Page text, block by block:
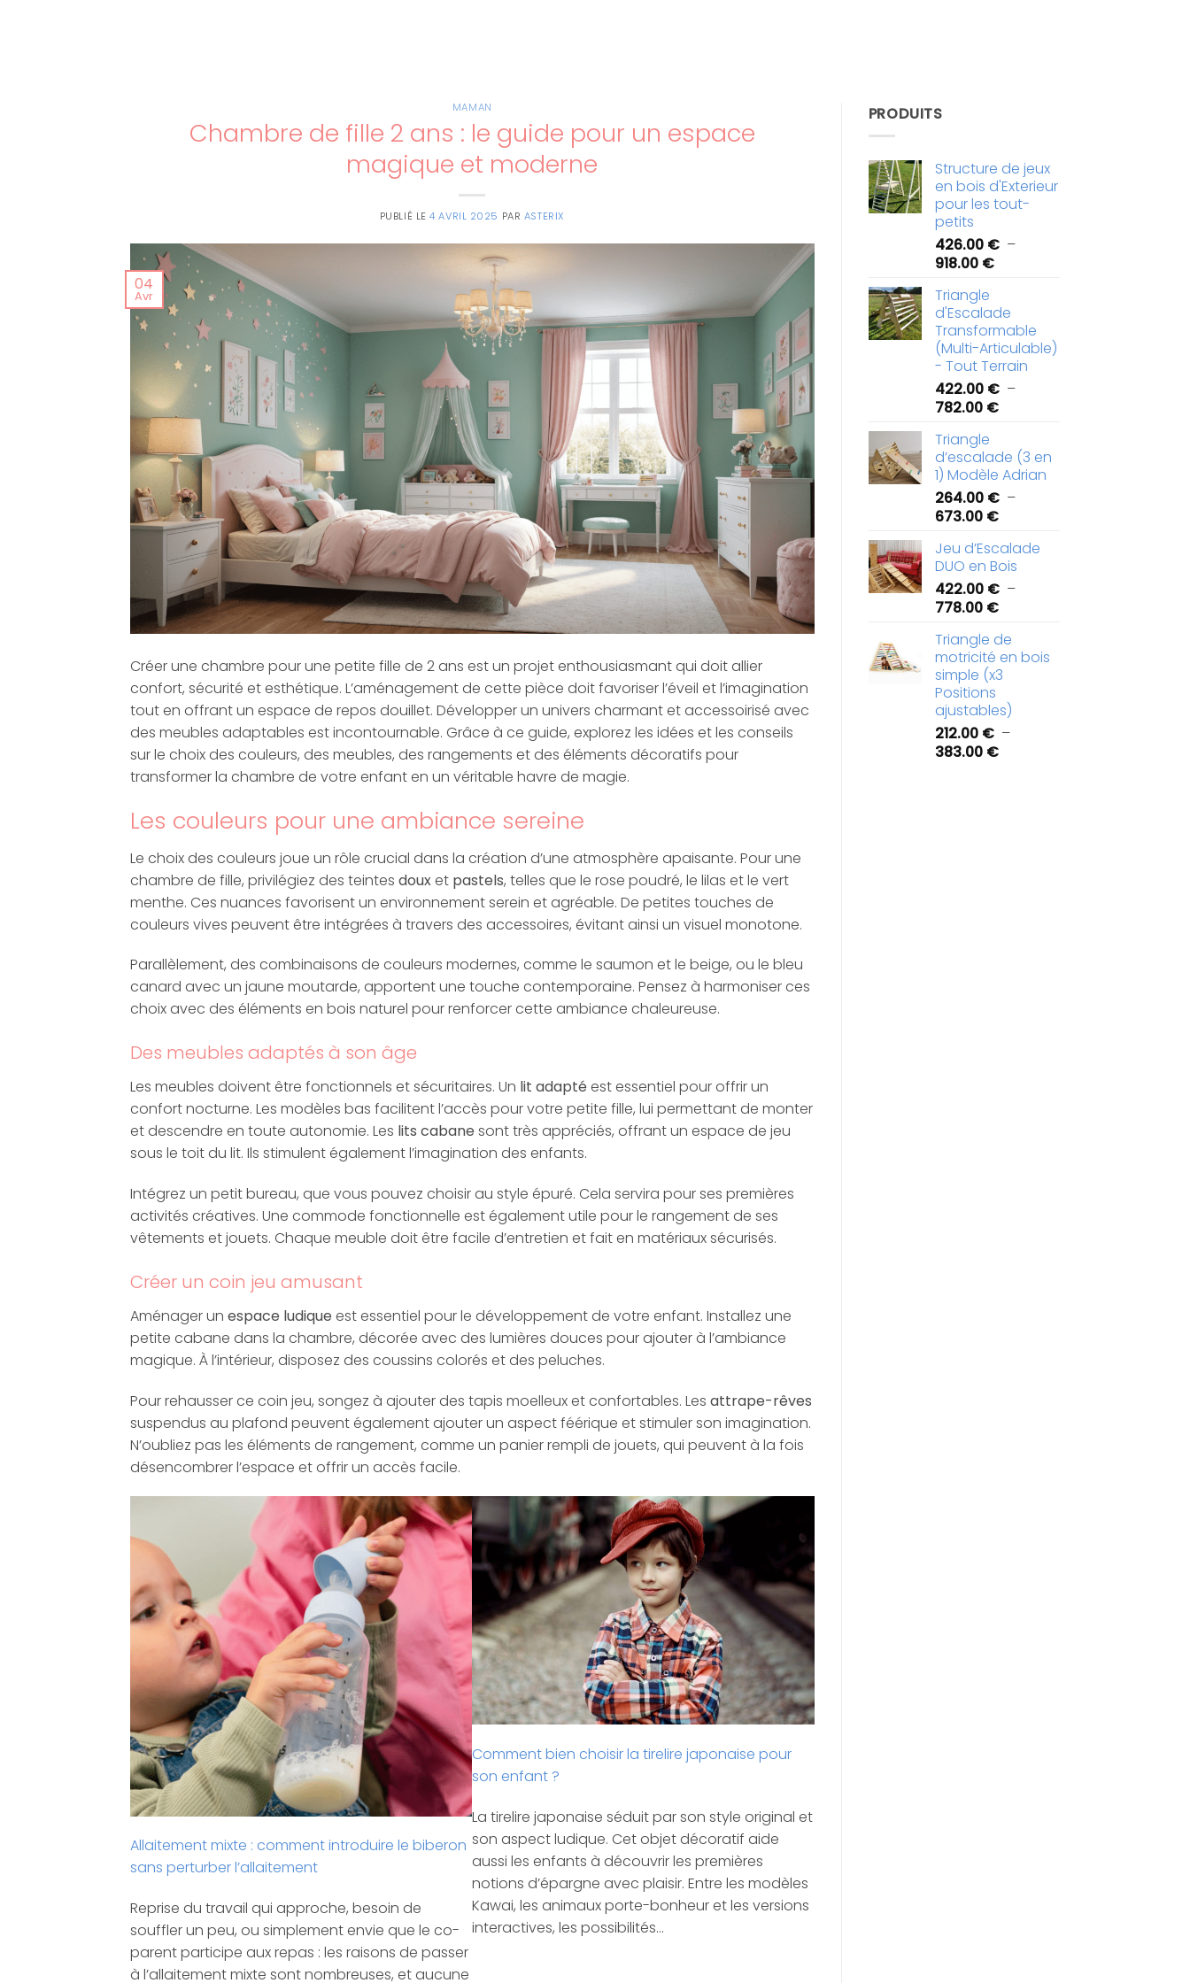
MAMAN
Chambre de fille 2 ans : le guide pour un espace
magique et moderne
PUBLIÉ LE4 AVRIL 2025 PAR ASTERIX
04
Avr
Créer une chambre pour une petite fille de 2 ans est un projet enthousiasmant qui doit allier
confort, sécurité et esthétique. L’aménagement de cette pièce doit favoriser l’éveil et l’imagination
tout en offrant un espace de repos douillet. Développer un univers charmant et accessoirisé avec
des meubles adaptables est incontournable. Grâce à ce guide, explorez les idées et les conseils
sur le choix des couleurs, des meubles, des rangements et des éléments décoratifs pour
transformer la chambre de votre enfant en un véritable havre de magie.
Les couleurs pour une ambiance sereine
Le choix des couleurs joue un rôle crucial dans la création d’une atmosphère apaisante. Pour une
chambre de fille, privilégiez des teintes douxet pastels, telles que le rose poudré, le lilas et le vert
menthe. Ces nuances favorisent un environnement serein et agréable. De petites touches de
couleurs vives peuvent être intégrées à travers des accessoires, évitant ainsi un visuel monotone.
Parallèlement, des combinaisons de couleurs modernes, comme le saumon et le beige, ou le bleu
canard avec un jaune moutarde, apportent une touche contemporaine. Pensez à harmoniser ces
choix avec des éléments en bois naturel pour renforcer cette ambiance chaleureuse.
Des meubles adaptés à son âge
Les meubles doivent être fonctionnels et sécuritaires. Un lit adapté est essentiel pour offrir un
confort nocturne. Les modèles bas facilitent l’accès pour votre petite fille, lui permettant de monter
et descendre en toute autonomie. Les lits cabane sont très appréciés, offrant un espace de jeu
sous le toit du lit. Ils stimulent également l’imagination des enfants.
Intégrez un petit bureau, que vous pouvez choisir au style épuré. Cela servira pour ses premières
activités créatives. Une commode fonctionnelle est également utile pour le rangement de ses
vêtements et jouets. Chaque meuble doit être facile d’entretien et fait en matériaux sécurisés.
Créer un coin jeu amusant
Aménager un espace ludique est essentiel pour le développement de votre enfant. Installez une
petite cabane dans la chambre, décorée avec des lumières douces pour ajouter à l’ambiance
magique. À l’intérieur, disposez des coussins colorés et des peluches.
Pour rehausser ce coin jeu, songez à ajouter des tapis moelleux et confortables. Les attrape-rêves
suspendus au plafond peuvent également ajouter un aspect féérique et stimuler son imagination.
N’oubliez pas les éléments de rangement, comme un panier rempli de jouets, qui peuvent à la fois
désencombrer l’espace et offrir un accès facile.
Allaitement mixte : comment introduire le biberon
sans perturber l’allaitement
Reprise du travail qui approche, besoin de
souffler un peu, ou simplement envie que le co-
parent participe aux repas : les raisons de passer
à l’allaitement mixte sont nombreuses, et aucune
Comment bien choisir la tirelire japonaise pour
son enfant ?
La tirelire japonaise séduit par son style original et
son aspect ludique. Cet objet décoratif aide
aussi les enfants à découvrir les premières
notions d’épargne avec plaisir. Entre les modèles
Kawai, les animaux porte-bonheur et les versions
interactives, les possibilités…
PRODUITS
Structure de jeux
en bois d'Exterieur
pour les tout-
petits
426.00 € –
918.00 €Plage
426.00 €
à
918.00 €
Triangle
d'Escalade
Transformable
(Multi-Articulable)
- Tout Terrain
422.00 € –
782.00 €Plage
422.00 €
à
782.00 €
Triangle
d’escalade (3 en
1) Modèle Adrian
264.00 € –
673.00 €Plage
prix :
264.00 €
à
673.00 €
Jeu d’Escalade
DUO en Bois
422.00 € –
778.00 €Plage
prix :
422.00 €
à
778.00 €
Triangle de
motricité en bois
simple (x3
Positions
ajustables)
212.00 € –
383.00 €Plage